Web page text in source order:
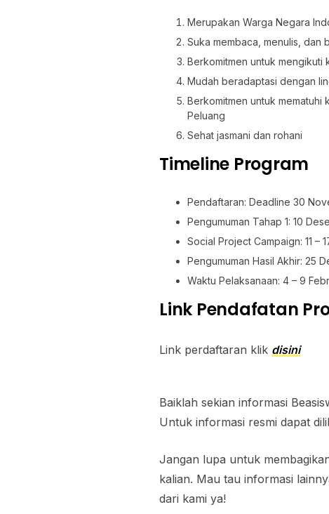
Merupakan Warga Negara
Suka membaca, menulis, dan
Berkomitmen untuk mengikuti
Mudah beradaptasi dengan
Berkomitmen untuk
Peluang
Sehat jasmani dan rohani
Timeline Program
Pendaftaran: Deadline 30
Pengumuman Tahap 1: 10
Social Project Campaign: 11 –
Pengumuman Hasil Akhir: 25
Waktu Pelaksanaan: 4 – 9
Link Pendafatan
Link perdaftaran klik disini
Baiklah sekian informasi
Untuk informasi resmi dapat
Jangan lupa untuk
kalian. Mau tau informasi
dari kami ya!